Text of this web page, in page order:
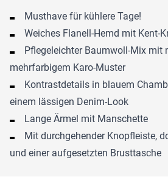
Musthave für kühlere Tage!
Weiches Flanell-Hemd mit Kent-
Pflegeleichter Baumwoll-Mix mit
mehrfarbigem Karo-Muster
Kontrastdetails in blauem
einem lässigen Denim-Look
Lange Ärmel mit Manschette
Mit durchgehender Knopfleiste,
und einer aufgesetzten Brusttasche